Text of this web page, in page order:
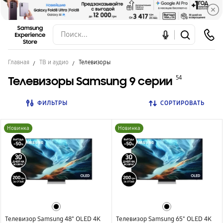
Главная ТВ и аудио Телевизоры
Телевизоры Samsung 9 серии 54
ФИЛЬТРЫ СОРТИРОВАТЬ
Новинка
Телевизор Samsung 48" OLED 4K
Новинка
Телевизор Samsung 65" OLED 4K